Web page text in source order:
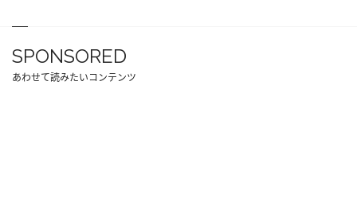
SPONSORED
あわせて読みたいコンテンツ